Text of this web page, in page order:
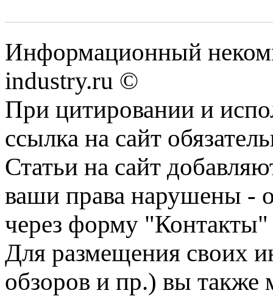
Информационный
industry.ru ©
При цитировании и
ссылка на сайт
Статьи на сайт
ваши права нарушены -
через форму "Контакты"
Для размещения своих
обзоров и пр.) вы также